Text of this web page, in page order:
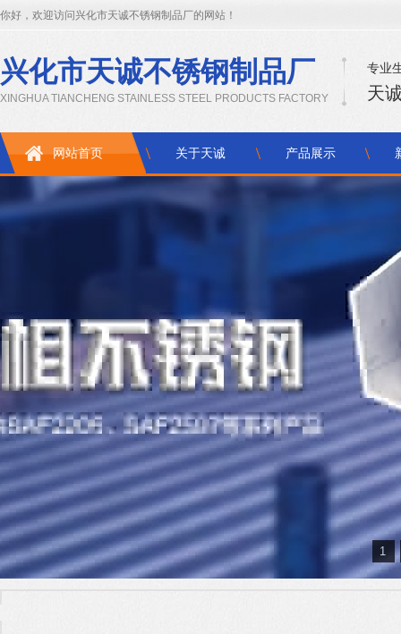
你好，欢迎访问兴化市天诚不锈钢制品厂的网站！
兴化市天诚不锈钢制品厂
XINGHUA TIANCHENG STAINLESS STEEL PRODUCTS FACTORY
专业
天
网站首页 关于天诚 产品展示
1